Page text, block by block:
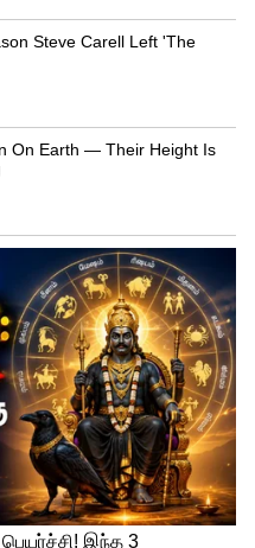
மாதிரி
அவங்க
உழைச்சுட்டு